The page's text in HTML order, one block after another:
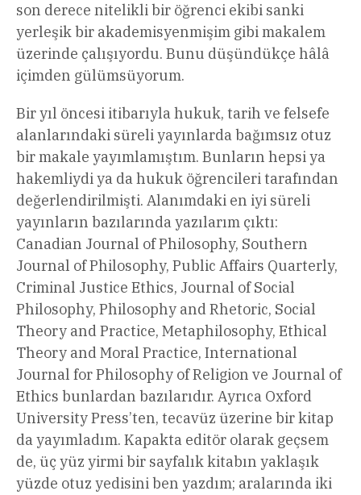
son derece nitelikli bir öğrenci ekibi sanki
yerleşik bir akademisyenmişim gibi makalem
üzerinde çalışıyordu. Bunu düşündükçe hâlâ
içimden gülümsüyorum.
Bir yıl öncesi itibarıyla hukuk, tarih ve felsefe
alanlarındaki süreli yayınlarda bağımsız otuz
bir makale yayımlamıştım. Bunların hepsi ya
hakemliydi ya da hukuk öğrencileri tarafından
değerlendirilmişti. Alanımdaki en iyi süreli
yayınların bazılarında yazılarım çıktı:
Canadian Journal of Philosophy, Southern
Journal of Philosophy, Public Affairs Quarterly,
Criminal Justice Ethics, Journal of Social
Philosophy, Philosophy and Rhetoric, Social
Theory and Practice, Metaphilosophy, Ethical
Theory and Moral Practice, International
Journal for Philosophy of Religion ve Journal of
Ethics bunlardan bazılarıdır. Ayrıca Oxford
University Press’ten, tecavüz üzerine bir kitap
da yayımladım. Kapakta editör olarak geçsem
de, üç yüz yirmi bir sayfalık kitabın yaklaşık
yüzde otuz yedisini ben yazdım; aralarında iki